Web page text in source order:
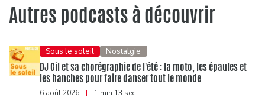
Autres podcasts à découvrir
Sous le soleil Nostalgie
DJ Gil et sa chorégraphie de l'été : la moto, les épaules et
les hanches pour faire danser tout le monde
6 août 2026 | 1 min 13 sec